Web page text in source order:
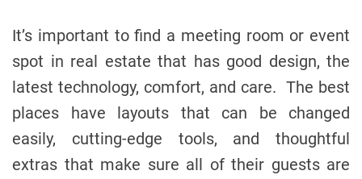
It’s important to find a meeting room or event
spot in real estate that has good design, the
latest technology, comfort, and care. The best
places have layouts that can be changed
easily, cutting-edge tools, and thoughtful
extras that make sure all of their guests are